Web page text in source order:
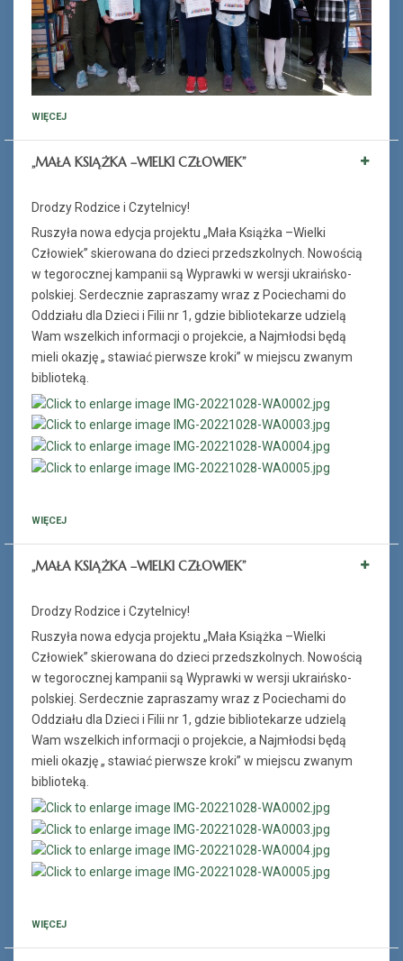
Ferie_2017_ODD_6.JPG
Ferie_2017_ODD_7.JPG
WIĘCEJ
„MAŁA KSIĄŻKA –WIELKI CZŁOWIEK”
Drodzy Rodzice i Czytelnicy!
Ruszyła nowa edycja projektu „Mała Książka –Wielki
Człowiek” skierowana do dzieci przedszkolnych. Nowością
w tegorocznej kampanii są Wyprawki w wersji ukraińsko-
polskiej. Serdecznie zapraszamy wraz z Pociechami do
Oddziału dla Dzieci i Filii nr 1, gdzie bibliotekarze udzielą
Wam wszelkich informacji o projekcie, a Najmłodsi będą
mieli okazję „ stawiać pierwsze kroki” w miejscu zwanym
biblioteką.
WIĘCEJ
„MAŁA KSIĄŻKA –WIELKI CZŁOWIEK”
Drodzy Rodzice i Czytelnicy!
Ruszyła nowa edycja projektu „Mała Książka –Wielki
Człowiek” skierowana do dzieci przedszkolnych. Nowością
w tegorocznej kampanii są Wyprawki w wersji ukraińsko-
polskiej. Serdecznie zapraszamy wraz z Pociechami do
Oddziału dla Dzieci i Filii nr 1, gdzie bibliotekarze udzielą
Wam wszelkich informacji o projekcie, a Najmłodsi będą
mieli okazję „ stawiać pierwsze kroki” w miejscu zwanym
biblioteką.
WIĘCEJ